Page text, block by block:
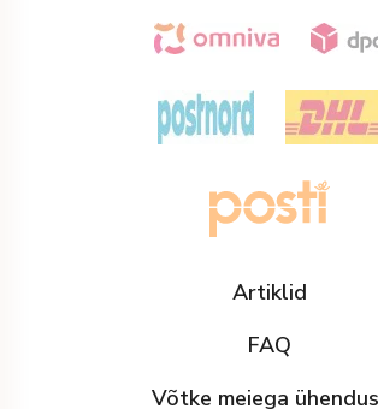
Artiklid
FAQ
Võtke meiega